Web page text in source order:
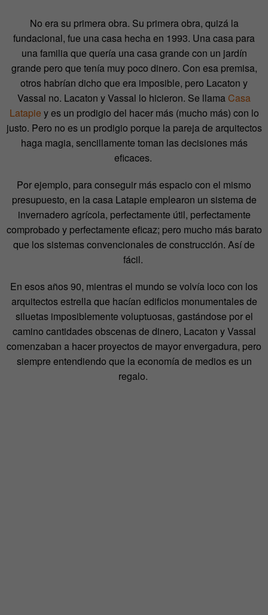
No era su primera obra. Su primera obra, quizá la
fundacional, fue una casa hecha en 1993. Una casa para
una familia que quería una casa grande con un jardín
grande pero que tenía muy poco dinero. Con esa premisa,
otros habrían dicho que era imposible, pero Lacaton y
Vassal no. Lacaton y Vassal lo hicieron. Se llama Casa
Latapie y es un prodigio del hacer más (mucho más) con lo
justo. Pero no es un prodigio porque la pareja de arquitectos
haga magia, sencillamente toman las decisiones más
eficaces.
Por ejemplo, para conseguir más espacio con el mismo
presupuesto, en la casa Latapie emplearon un sistema de
invernadero agrícola, perfectamente útil, perfectamente
comprobado y perfectamente eficaz; pero mucho más barato
que los sistemas convencionales de construcción. Así de
fácil.
En esos años 90, mientras el mundo se volvía loco con los
arquitectos estrella que hacían edificios monumentales de
siluetas imposiblemente voluptuosas, gastándose por el
camino cantidades obscenas de dinero, Lacaton y Vassal
comenzaban a hacer proyectos de mayor envergadura, pero
siempre entendiendo que la economía de medios es un
regalo.